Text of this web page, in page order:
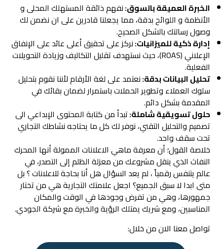
الخبرة العميقة بالسوق:نفهم ذائقة المستهلك المحلى و
الأنظمة و اللوائح بدقة، مما يجعلنا قادرين على ان نضمن لك
وصول رسالتك بالشكل الصحيح.
إدارة ذكية للميزانيات:نركز على تحقيق أعلى عائد على الإنفاق
الإعلاني (ROAS)، حيث نستهدف تقليل التكاليف وزيادة التحويلات
الفعلية.
تحليل البيانات بدقة:نعتمد على لغة الأرقام لأننا نقوم بتحليل
سلوك العملاء وتطوير الحملات باستمرار لضمان بقائك في
المقدمة بشكل دائم.
حلول تسويقية شاملة:تبدأ من كتابة المحتوى الإبداعي الى
تصميم والتحليل التقني، نوفر لك كل ما يحتاجه نشاطك التجاري
تحت سقف واحد.
خلاصة القول؛ أن معرفة ماهي الاعلانات الممولة أنها المحرك
النفاث الذي ينقل مشروعك من معزلة الظلم إلى التصدر، في
عالم يتنفس رقمياً ، لم يعد السؤال هل أنا بحاجة للاعلانات ؟ بل
متى ابدا لا سبق الجميع؟ اجعل علامتك التجارية هي من تختار
جمهورها، وهي من تفرض وجودها في الوقت والمكان
المناسبين، ومع شريك يمتلك الرؤية والخبرة مع شركة الجودي.
تواصل معنا الان من خلال: